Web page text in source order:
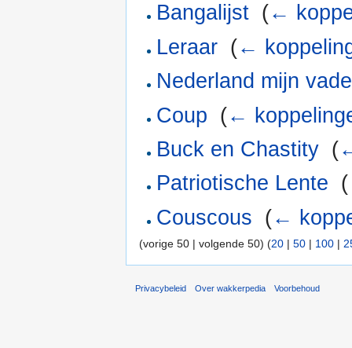
Bangalijst (←
Leraar (←
Nederland mijn
Coup (←
Buck en Chastity (
Patriotische Lente (
Couscous (←
(vorige 50 | volgende 50) (20 | 50 | 100 |
Privacybeleid Over wakkerpedia Voorbehoud